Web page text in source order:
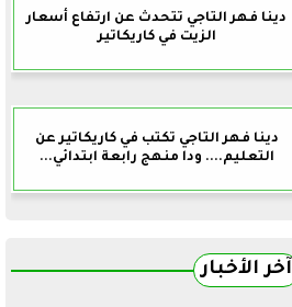
دينا فهر التاجي تتحدث عن ارتفاع أسعار
الزيت في كاريكاتير
دينا فهر التاجي تكتب في كاريكاتير عن
التعليم.... ودا منهج رابعة ابتدائي...
آخر الأخبار